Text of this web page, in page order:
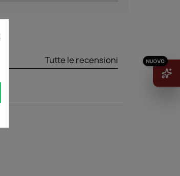
Tutte le recensioni